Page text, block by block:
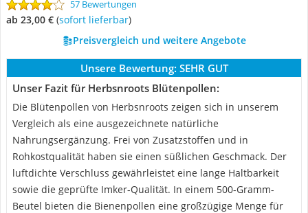
57 Bewertungen
ab 23,00 € ( Sofort lieferbar)
Preisvergleich und weitere Angebote
Unsere Bewertung: SEHR GUT
Unser Fazit für Herbsnroots Blütenpollen:
Die Blütenpollen von Herbsnroots zeigen sich in unserem
Vergleich als eine ausgezeichnete natürliche
Nahrungsergänzung. Frei von Zusatzstoffen und in
Rohkostqualität haben sie einen süßlichen Geschmack. Der
luftdichte Verschluss gewährleistet eine lange Haltbarkeit
sowie die geprüfte Imker-Qualität. In einem 500-Gramm-
Beutel bieten die Bienenpollen eine großzügige Menge für